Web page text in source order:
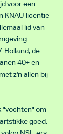
voor een
KNAU licentie
lid van
Holland, de
40+ en
z'n allen bij
"vochten" om
goed.